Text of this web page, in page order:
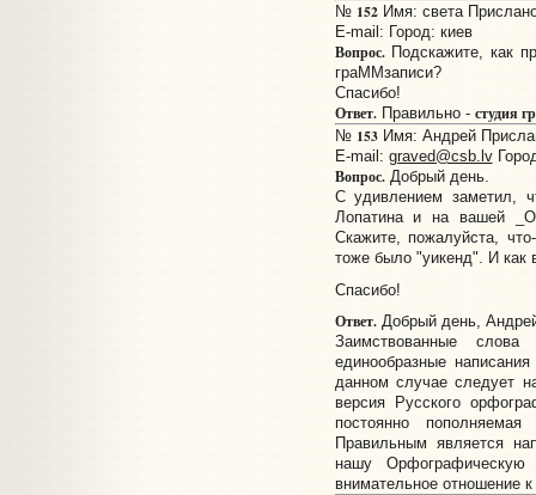
№ 152Имя: света
E-mail: Город: киев
Вопрос.Подскажите, как
граММзаписи?
Спасибо!
Ответ.Правильно - студия
№ 153Имя: Андрей
E-mail: graved@csb.lv
Вопрос.Добрый день.
С удивлением заметил,
Лопатина и на вашей
Скажите, пожалуйста,
тоже было "уикенд". И как
Спасибо!
Ответ.Добрый день,
Заимствованные
единообразные
данном случае следует
версия Русского
постоянно
Правильным является
нашу
внимательное отношение к